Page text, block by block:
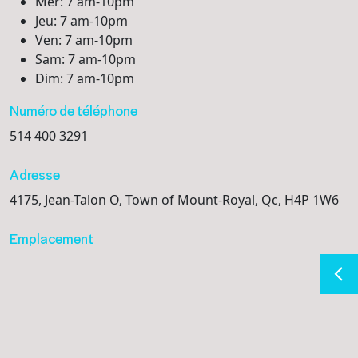
Jeu: 7 am-10pm
Ven: 7 am-10pm
Sam: 7 am-10pm
Dim: 7 am-10pm
Numéro de téléphone
514 400 3291
Adresse
4175, Jean-Talon O, Town of Mount-Royal, Qc, H4P 1W6
Emplacement